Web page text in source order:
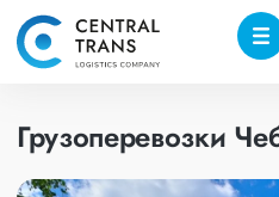
Грузоперевозки